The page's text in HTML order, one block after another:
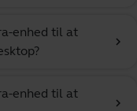
enhed til at
chevron_right
enhed til at
chevron_right